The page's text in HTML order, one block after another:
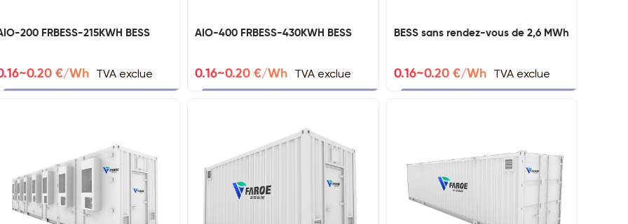
200 FRBESS-215KWH BESS
€/Wh TVA exclue
AIO-400 FRBESS-430KWH BESS
0.16~0.20 €/Wh TVA exclue
BESS sans rendez-vous de 2,6 MWh
0.16~0.20 €/Wh TVA exclue